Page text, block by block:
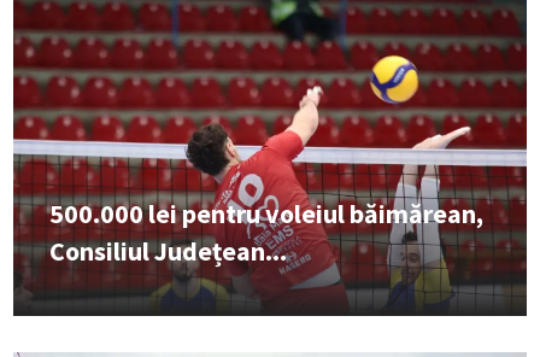
500.000 lei pentru voleiul băimărean,
Consiliul Județean...